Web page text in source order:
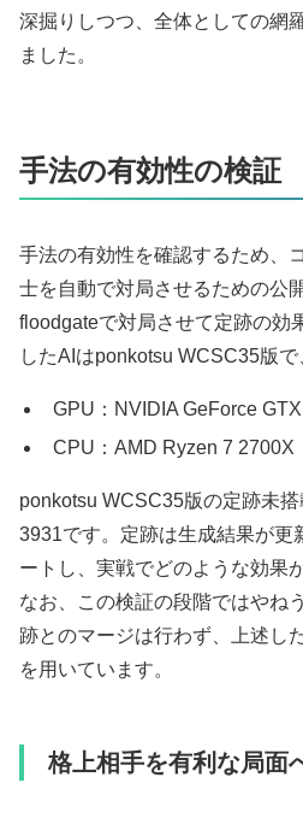
深掘りしつつ、全体としての網
ました。
手法の有効性の検証
手法の有効性を確認するため、
士を自動で対局させるための公
floodgateで対局させて定跡の効
したAIはponkotsu WCSC35版で
GPU：NVIDIA GeForce
CPU：AMD Ryzen 7 2700X
ponkotsu WCSC35版の定跡未
3931です。定跡は生成結果が更
ートし、実戦でどのような効果
なお、この検証の段階ではやね
跡とのマージは行わず、上述し
を用いています。
格上相手を有利な局面